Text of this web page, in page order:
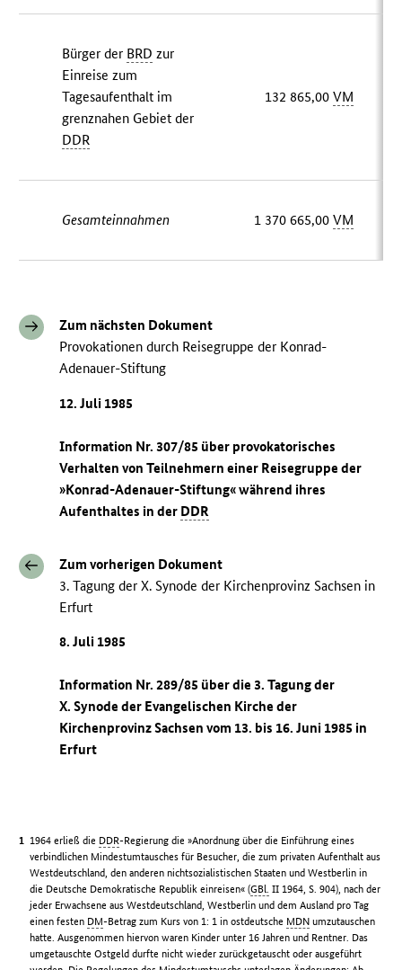
Bürger der BRD zur
Einreise zum
Tagesaufenthalt im
grenznahen Gebiet der
DDR
132 865,00VM
Gesamteinnahmen 1 370 665,00VM
Zum nächsten Dokument
Provokationen durch Reisegruppe der Konrad-
Adenauer-Stiftung
12. Juli 1985
Information Nr. 307/85 über provokatorisches
Verhalten von Teilnehmern einer Reisegruppe der
»Konrad-Adenauer-Stiftung« während ihres
Aufenthaltes in der DDR
Zum vorherigen Dokument
3. Tagung der X. Synode der Kirchenprovinz Sachsen in
Erfurt
8. Juli 1985
Information Nr. 289/85 über die 3. Tagung der
X. Synode der Evangelischen Kirche der
Kirchenprovinz Sachsen vom 13. bis 16. Juni 1985 in
Erfurt
1964 erließ die DDR-Regierung die »Anordnung über die Einführung eines
verbindlichen Mindestumtausches für Besucher, die zum privaten Aufenthalt aus
Westdeutschland, den anderen nichtsozialistischen Staaten und Westberlin in
die Deutsche Demokratische Republik einreisen« (GBl. II 1964, S. 904), nach der
jeder Erwachsene aus Westdeutschland, Westberlin und dem Ausland pro Tag
einen festen DM-Betrag zum Kurs von 1: 1 in ostdeutsche MDN umzutauschen
hatte. Ausgenommen hiervon waren Kinder unter 16 Jahren und Rentner. Das
umgetauschte Ostgeld durfte nicht wieder zurückgetauscht oder ausgeführt